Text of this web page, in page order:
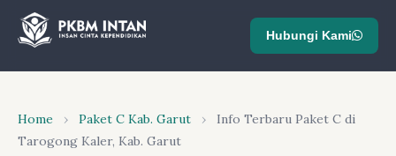
Hubungi Kami
Home › Paket C Kab. Garut ›
Info Terbaru Paket C di
Tarogong Kaler, Kab. Garut